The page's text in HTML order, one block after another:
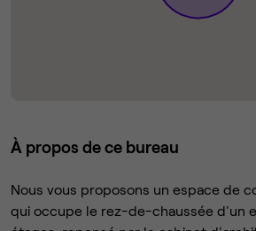
À propos de ce bureau
Nous vous proposons un espace de
qui occupe le rez-de-chaussée d'un